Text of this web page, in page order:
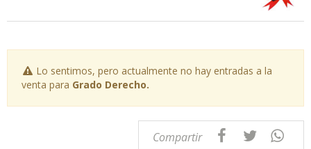
Lo sentimos, pero actualmente no hay entradas a la
venta para Grado Derecho.
Compartir